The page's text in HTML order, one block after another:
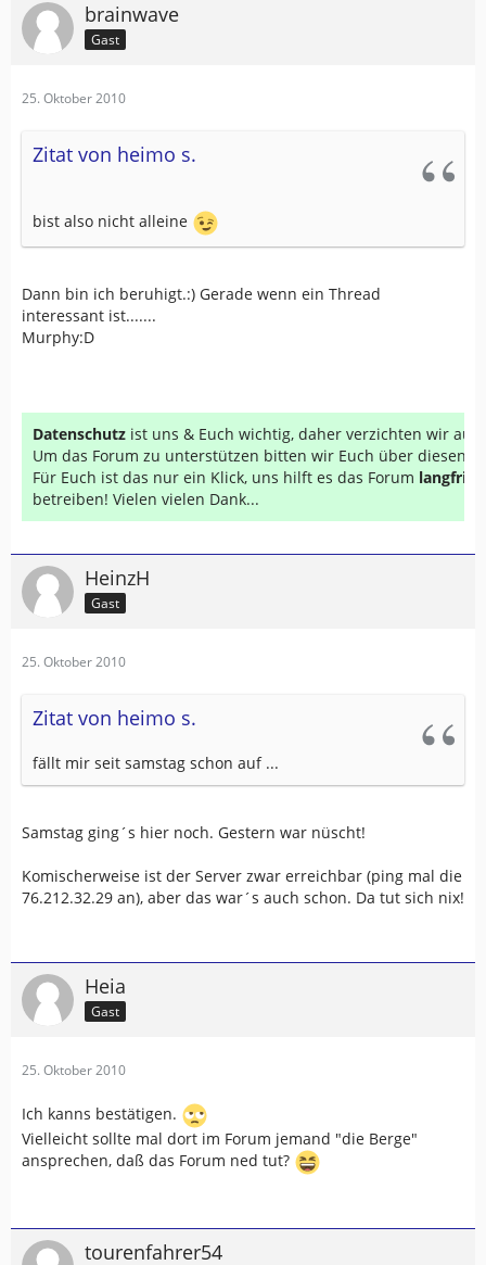
brainwave
Gast
25. Oktober 2010
Zitat von heimo s.
bist also nicht alleine
Dann bin ich beruhigt.:) Gerade wenn ein Thread
interessant ist.......
Murphy:D
Datenschutz ist uns & Euch wichtig, daher verzichten wir auf
Um das Forum zu unterstützen bitten wir Euch über diesen
Für Euch ist das nur ein Klick, uns hilft es das Forum
betreiben! Vielen vielen Dank...
HeinzH
Gast
25. Oktober 2010
Zitat von heimo s.
fällt mir seit samstag schon auf ...
Samstag ging´s hier noch. Gestern war nüscht!
Komischerweise ist der Server zwar erreichbar (ping mal die
76.212.32.29 an), aber das war´s auch schon. Da tut sich nix!
Heia
Gast
25. Oktober 2010
Ich kanns bestätigen.
Vielleicht sollte mal dort im Forum jemand "die Berge"
ansprechen, daß das Forum ned tut?
tourenfahrer54